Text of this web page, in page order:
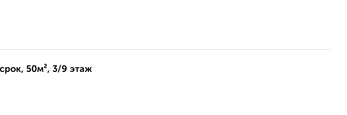
50м², 3/9 этаж